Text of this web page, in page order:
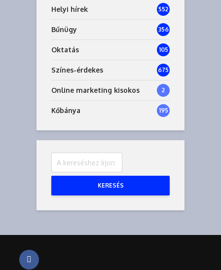
Helyi hírek 552
Bűnügy 356
Oktatás 105
Színes-érdekes 675
Online marketing kisokos 2
Kőbánya 195
KERESÉS